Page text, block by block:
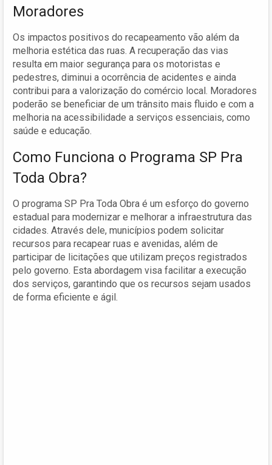
Moradores
Os impactos positivos do recapeamento vão além da
melhoria estética das ruas. A recuperação das vias
resulta em maior segurança para os motoristas e
pedestres, diminui a ocorrência de acidentes e ainda
contribui para a valorização do comércio local. Moradores
poderão se beneficiar de um trânsito mais fluido e com a
melhoria na acessibilidade a serviços essenciais, como
saúde e educação.
Como Funciona o Programa SP Pra
Toda Obra?
O programa SP Pra Toda Obra é um esforço do governo
estadual para modernizar e melhorar a infraestrutura das
cidades. Através dele, municípios podem solicitar
recursos para recapear ruas e avenidas, além de
participar de licitações que utilizam preços registrados
pelo governo. Esta abordagem visa facilitar a execução
dos serviços, garantindo que os recursos sejam usados
de forma eficiente e ágil.